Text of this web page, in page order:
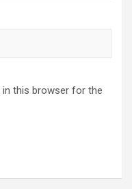
in this browser for the